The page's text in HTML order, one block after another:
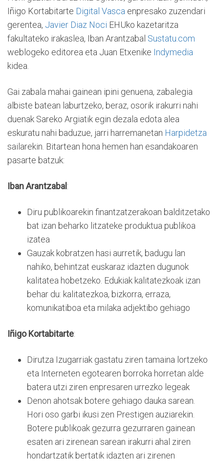
Iñigo Kortabitarte Digital Vasca enpresako zuzendari
gerentea, Javier Diaz Noci EHUko kazetaritza
fakultateko irakaslea, Iban Arantzabal Sustatu.com
weblogeko editorea eta Juan Etxenike Indymedia
kidea.
Gai zabala mahai gainean ipini genuena, zabalegia
albiste batean laburtzeko, beraz, osorik irakurri nahi
duenak Sareko Argiatik egin dezala edota alea
eskuratu nahi baduzue, jarri harremanetan Harpidetza
sailarekin. Bitartean hona hemen han esandakoaren
pasarte batzuk:
Iban Arantzabal :
Diru publikoarekin finantzatzerakoan balditzetako
bat izan beharko litzateke produktua publikoa
izatea
Gauzak kobratzen hasi aurretik, badugu lan
nahiko, behintzat euskaraz idazten dugunok
kalitatea hobetzeko. Edukiak kalitatezkoak izan
behar du: kalitatezkoa, bizkorra, erraza,
komunikatiboa eta milaka adjektibo gehiago
Iñigo Kortabitarte:
Dirutza Izugarriak gastatu ziren tamaina lortzeko
eta Interneten egotearen borroka horretan alde
batera utzi ziren enpresaren urrezko legeak
Denon ahotsak botere gehiago dauka sarean.
Hori oso garbi ikusi zen Prestigen auziarekin.
Botere publikoak gezurra gezurraren gainean
esaten ari zirenean sarean irakurri ahal ziren
hondartzatik bertatik idazten ari zirenen